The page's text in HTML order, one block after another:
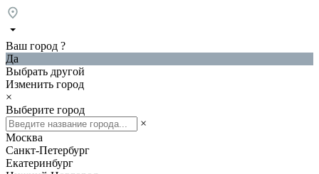
Ваш город ?
Да
Выбрать другой
Изменить город
×
Выберите город
×
Москва
Санкт-Петербург
Екатеринбург